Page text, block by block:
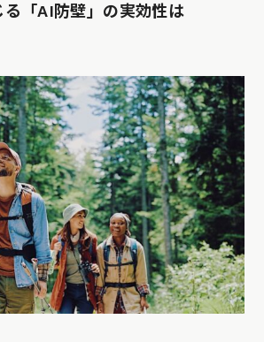
「AI防壁」の実効性は